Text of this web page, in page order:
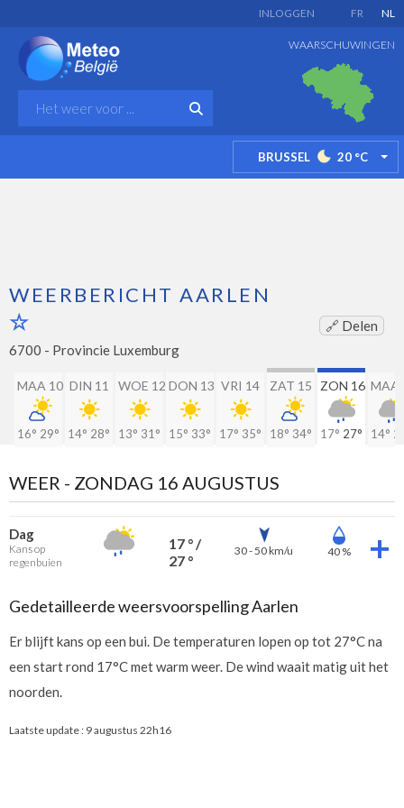
FR NL
INLOGGEN
WAARSCHUWINGEN
BRUSSEL 20 °C
WEERBERICHT AARLEN
🔗 Delen
6700 - Provincie Luxemburg
MAA 10
16° 29°
DIN 11
14° 28°
WOE 12
13° 31°
DON 13
15° 33°
VRI 14
17° 35°
ZAT 15
18° 34°
ZON 16
17° 27°
MAA
14°
WEER - ZONDAG 16 AUGUSTUS
Dag
Kans op
regenbuien
17 ° /
27 °
30 - 50 km/u 40 %
Gedetailleerde weersvoorspelling Aarlen
Er blijft kans op een bui. De temperaturen lopen op tot 27°C na
een start rond 17°C met warm weer. De wind waait matig uit het
noorden.
Laatste update : 9 augustus 22h16